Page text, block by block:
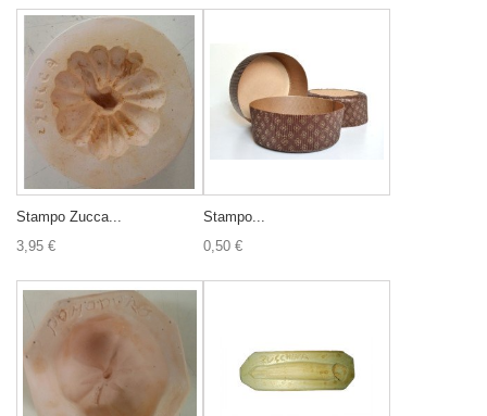
Stampo Zucca...
3,95 €
Stampo...
0,50 €